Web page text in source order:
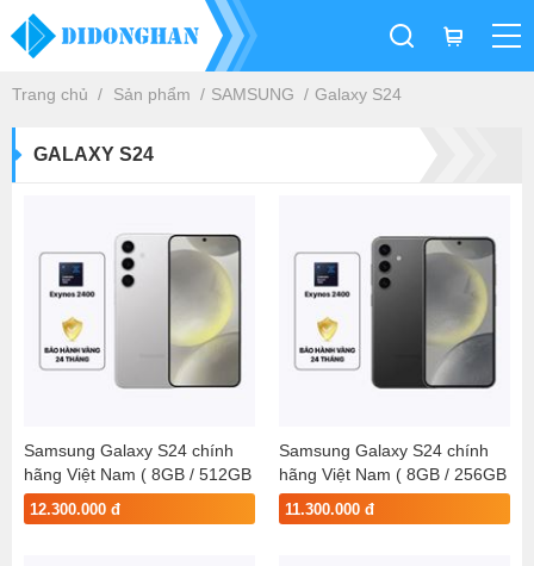
Trang chủ Sản phẩm SAMSUNG Galaxy S24
GALAXY S24
Samsung Galaxy S24 chính
hãng Việt Nam ( 8GB / 512GB
)
12.300.000 đ
Samsung Galaxy S24 chính
hãng Việt Nam ( 8GB / 256GB
)
11.300.000 đ